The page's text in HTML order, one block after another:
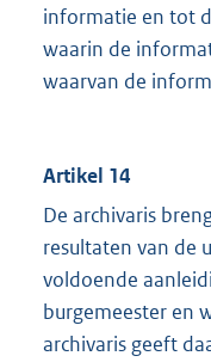
informatie en tot
waarin de
waarvan de
Artikel 14
De archivaris
resultaten van de
voldoende
burgemeester en
archivaris geeft